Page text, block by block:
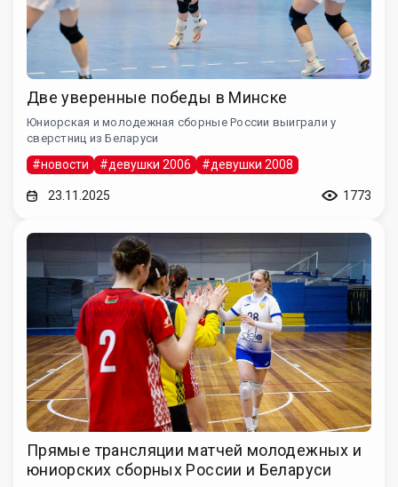
Две уверенные победы в Минске
Юниорская и молодежная сборные России выиграли у
сверстниц из Беларуси
#новости #девушки 2006 #девушки 2008
23.11.2025 1773
Прямые трансляции матчей молодежных и
юниорских сборных России и Беларуси